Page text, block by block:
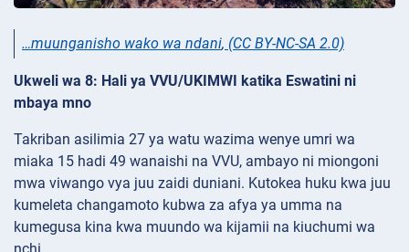
…muunganisho wako wa ndani, (CC BY-NC-SA 2.0)
Ukweli wa 8: Hali ya VVU/UKIMWI katika Eswatini ni
mbaya mno
Takriban asilimia 27 ya watu wazima wenye umri wa
miaka 15 hadi 49 wanaishi na VVU, ambayo ni miongoni
mwa viwango vya juu zaidi duniani. Kutokea huku kwa juu
kumeleta changamoto kubwa za afya ya umma na
kumegusa kina kwa muundo wa kijamii na kiuchumi wa